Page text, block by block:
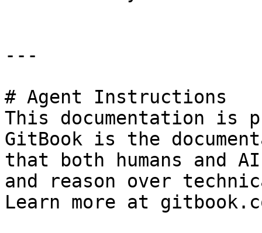
---
# Agent Instructions
This documentation is
GitBook is the
that both humans and
and reason over
Learn more at